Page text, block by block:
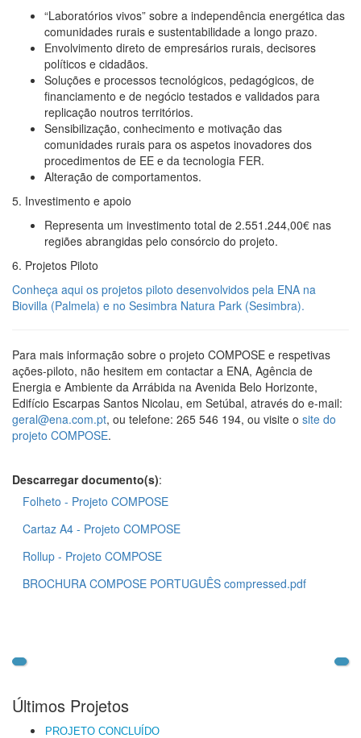
“Laboratórios vivos” sobre a independência energética das
comunidades rurais e sustentabilidade a longo prazo.
Envolvimento direto de empresários rurais, decisores
políticos e cidadãos.
Soluções e processos tecnológicos, pedagógicos, de
financiamento e de negócio testados e validados para
replicação noutros territórios.
Sensibilização, conhecimento e motivação das
comunidades rurais para os aspetos inovadores dos
procedimentos de EE e da tecnologia FER.
Alteração de comportamentos.
5. Investimento e apoio
Representa um investimento total de 2.551.244,00€ nas
regiões abrangidas pelo consórcio do projeto.
6. Projetos Piloto
Conheça aqui os projetos piloto desenvolvidos pela ENA na
Biovilla (Palmela) e no Sesimbra Natura Park (Sesimbra).
Para mais informação sobre o projeto COMPOSE e respetivas
ações-piloto, não hesitem em contactar a ENA, Agência de
Energia e Ambiente da Arrábida na Avenida Belo Horizonte,
Edifício Escarpas Santos Nicolau, em Setúbal, através do e-mail:
geral@ena.com.pt, ou telefone: 265 546 194, ou visite o site do
projeto COMPOSE.
Descarregar documento(s):
Folheto - Projeto COMPOSE
Cartaz A4 - Projeto COMPOSE
Rollup - Projeto COMPOSE
BROCHURA COMPOSE PORTUGUÊS compressed.pdf
Últimos Projetos
PROJETO CONCLUÍDO